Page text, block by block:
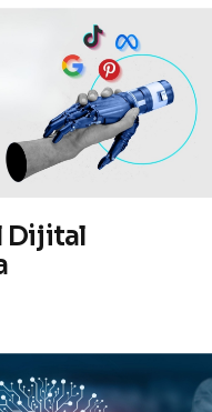
Dijital